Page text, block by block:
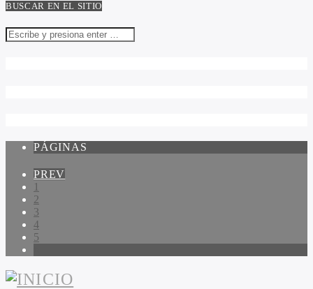
BUSCAR EN EL SITIO
PÁGINAS
PREV
1
2
3
4
5